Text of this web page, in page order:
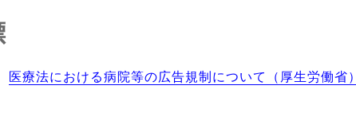
医療法における病院等の広告規制について（厚生労働省）